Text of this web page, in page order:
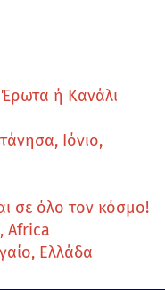
ή Κανάλι
Ιόνιο,
σε όλο τον κόσμο!
Africa
Ελλάδα